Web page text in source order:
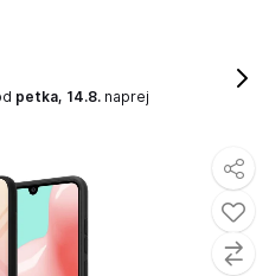
petka, 14.8. naprej